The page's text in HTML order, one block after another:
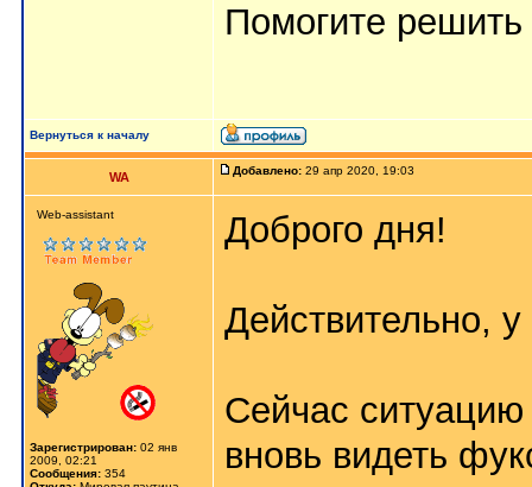
Помогите
Вернуться к началу
WA Добавлено: 29 апр 2020, 19:03
Web-assistant
Зарегистрирован: 02 янв
2009, 02:21
Сообщения: 354
Доброго дня!
Действительно,
Сейчас
вновь видеть